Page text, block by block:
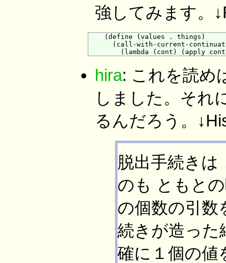
強してみます。
    (define (values . things)
(call-with-current-
hira: これを読め
しました。それ
るんだろう。
脱出手続きは
のも ともと
の個数の引数
続きが造った
確に１個の値